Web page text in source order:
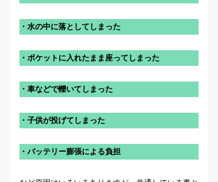
・水の中に落としてしまった
・ポケットに入れたまま座ってしまった
・車などで轢いてしまった
・子供が投げてしまった
・バッテリー膨張による負担